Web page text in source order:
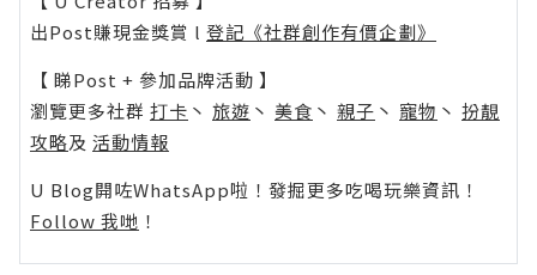
出Post賺現金獎賞 l 登記《社群創作有價企劃》
【 睇Post + 參加品牌活動 】
瀏覽更多社群 打卡 丶 旅遊 丶 美食 丶 親子 丶 寵物 丶 扮靚
攻略及 活動情報
U Blog開咗WhatsApp啦！發掘更多吃喝玩樂資訊！
Follow 我哋 ！